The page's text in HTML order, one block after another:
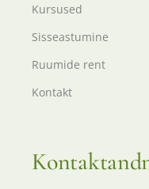
Kursused
Sisseastumine
Ruumide rent
Kontakt